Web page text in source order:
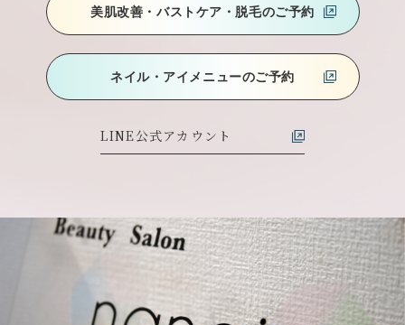
美肌改善・バストケア ・脱毛のご予約
ネイル・アイメニューのご予約
LINE公式アカウント